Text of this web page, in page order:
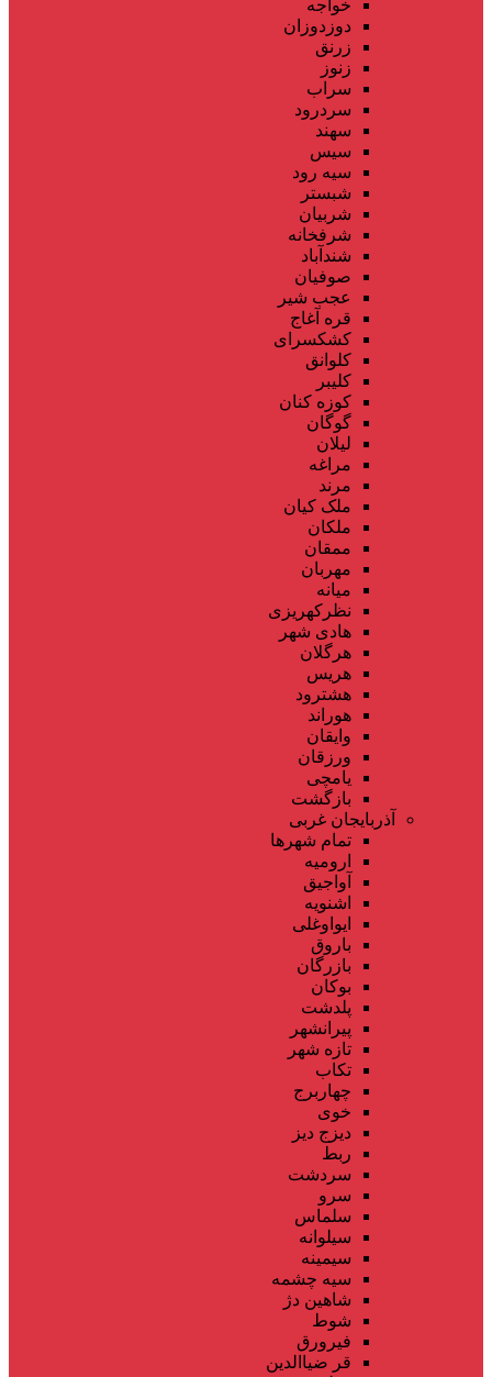
خواجه
دوزدوزان
زرنق
زنوز
سراب
سردرود
سهند
سیس
سیه رود
شبستر
شربیان
شرفخانه
شندآباد
صوفیان
عجب شیر
قره آغاج
کشکسرای
کلوانق
کلیبر
کوزه کنان
گوگان
لیلان
مراغه
مرند
ملک کیان
ملکان
ممقان
مهربان
میانه
نظرکهریزی
هادی شهر
هرگلان
هریس
هشترود
هوراند
وایقان
ورزقان
یامچی
بازگشت
آذربایجان غربی
تمام شهر‌ها
ارومیه
آواجیق
اشنویه
ایواوغلی
باروق
بازرگان
بوکان
پلدشت
پیرانشهر
تازه شهر
تکاب
چهاربرج
خوی
دیزج دیز
ربط
سردشت
سرو
سلماس
سیلوانه
سیمینه
سیه چشمه
شاهین دژ
شوط
فیرورق
قر ضیاالدین